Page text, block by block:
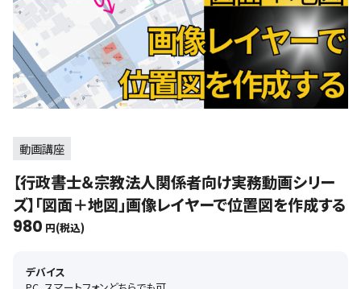
動画講座
【行政書士＆宗教法人関係者向け実務動画シリー
ズ】「図面＋地図」画像レイヤーで位置図を作成する
980 円(税込)
デバイス